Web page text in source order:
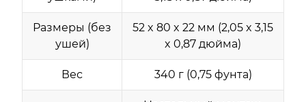
Размеры (без
ушей)
52 x 80 x 22 мм (2,05 x 3,15
x 0,87 дюйма)
Вес 340 г (0,75 фунта)